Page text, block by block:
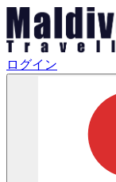
ログイン